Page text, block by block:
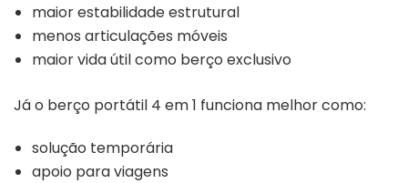
maior estabilidade estrutural
menos articulações móveis
maior vida útil como berço exclusivo
Já o berço portátil 4 em 1 funciona melhor como:
solução temporária
apoio para viagens